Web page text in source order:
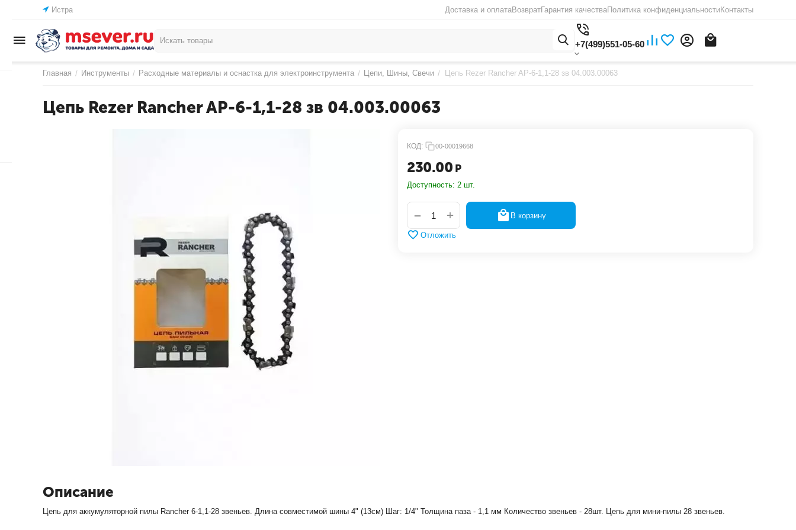
Истра Доставка и оплатаВозвратГарантия качестваПолитика конфиденциальностиКонтакты
+7(499)551-05-60
Главная / Инструменты / Расходные материалы и оснастка для электроинструмента / Цепи, Шины, Свечи / Цепь Rezer Rancher AP-6-1,1-28 зв 04.003.00063
Цепь Rezer Rancher AP-6-1,1-28 зв 04.003.00063
КОД: 00-00019668
230.00 Р
Доступность: 2 шт.
+
− В корзину
Отложить
Описание
Цепь для аккумуляторной пилы Rancher 6-1,1-28 звеньев. Длина совместимой шины 4" (13см) Шаг: 1/4" Толщина паза - 1,1 мм Количество звеньев - 28шт. Цепь для мини-пилы 28 звеньев.